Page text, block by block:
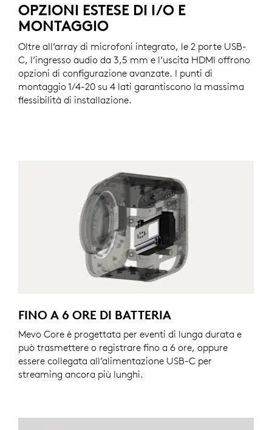
OPZIONI ESTESE DI I/O E
MONTAGGIO
Oltre all’array di microfoni integrato, le 2 porte USB-
C, l’ingresso audio da 3,5 mm e l’uscita HDMI offrono
opzioni di configurazione avanzate. I punti di
montaggio 1/4-20 su 4 lati garantiscono la massima
flessibilità di installazione.
FINO A 6 ORE DI BATTERIA
Mevo Core è progettata per eventi di lunga durata e
può trasmettere o registrare fino a 6 ore, oppure
essere collegata all’alimentazione USB-C per
streaming ancora più lunghi.